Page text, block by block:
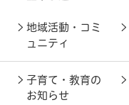
地域活動・コミ
ュニティ
子育て・教育の
お知らせ